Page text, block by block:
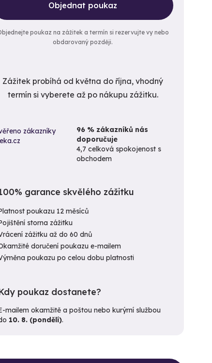
Objednat poukaz
poukaz na zážitek a termín si rezervujte vy nebo
obdarovaný později.
Zážitek probíhá od května do října, vhodný
termín si vyberete až po nákupu zážitku.
96 % zákazníků nás
doporučuje
4,7 celková spokojenost s
obchodem
garance skvělého zážitku
poukazu 12 měsíců
storna zážitku
zážitku až do 60 dnů
doručení poukazu e-mailem
poukazu po celou dobu platnosti
poukaz dostanete?
mailem okamžitě a poštou nebo kurýrní službou
10. 8. (pondělí).